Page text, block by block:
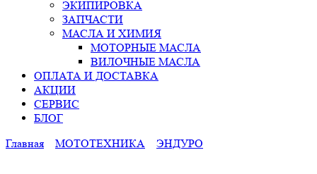
ЭКИПИРОВКА
ЗАПЧАСТИ
МАСЛА И ХИМИЯ
МОТОРНЫЕ МАСЛА
ВИЛОЧНЫЕ МАСЛА
ОПЛАТА И ДОСТАВКА
АКЦИИ
СЕРВИС
БЛОГ
Главная
МОТОТЕХНИКА ЭНДУРО